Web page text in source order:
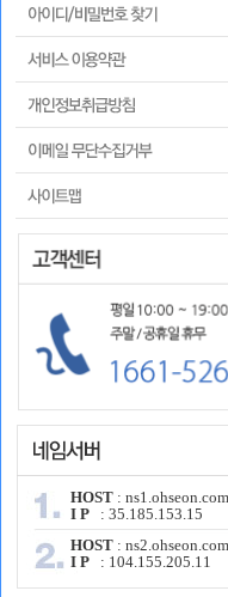
HOST : ns1.ohseon.com
I P : 35.185.153.15
HOST : ns2.ohseon.com
I P : 104.155.205.11